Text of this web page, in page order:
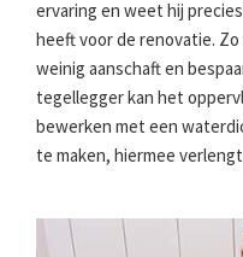
ervaring en weet hij
heeft voor de renovatie.
weinig aanschaft en
tegellegger kan het
bewerken met een
te maken, hiermee